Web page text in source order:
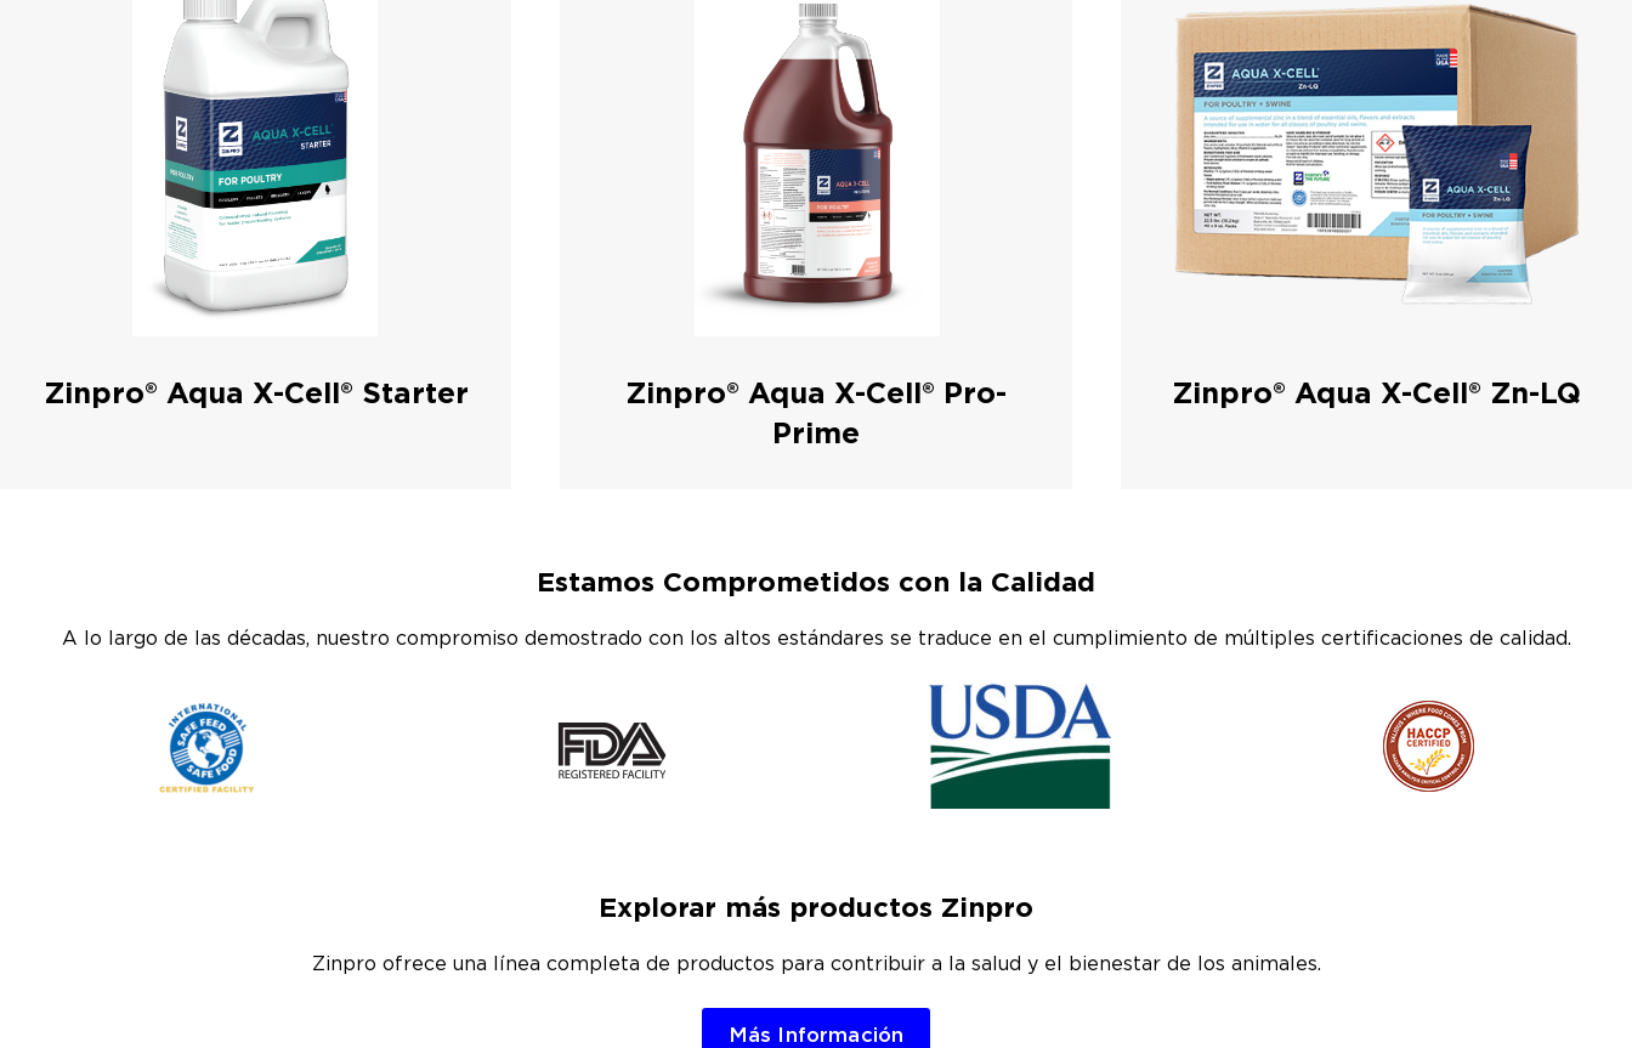
Zinpro® Aqua X-Cell® Starter
Zinpro® Aqua X-Cell® Pro-
Prime
Zinpro® Aqua X-Cell® Zn-LQ
Estamos Comprometidos con la Calidad
A lo largo de las décadas, nuestro compromiso demostrado con los altos estándares se traduce en el cumplimiento de múltiples certificaciones de calidad.
Explorar más productos Zinpro
Zinpro ofrece una línea completa de productos para contribuir a la salud y el bienestar de los animales.
Más Información